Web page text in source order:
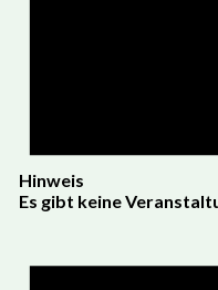
Hinweis
Es gibt keine